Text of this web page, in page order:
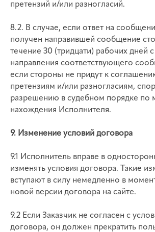
претензий и/или разногласий.
8.2. В случае, если ответ на
получен направившей сообщение
течение 30 (тридцати) рабочих дней
направления соответствующего
если стороны не придут к
претензиям и/или разногласиям,
разрешению в судебном порядке по
нахождения Исполнителя.
9. Изменение условий договора
9.1 Исполнитель вправе в
изменять условия договора. Такие
вступают в силу немедленно в
новой версии договора на сайте.
9.2 Если Заказчик не согласен с
договора, он должен прекратить